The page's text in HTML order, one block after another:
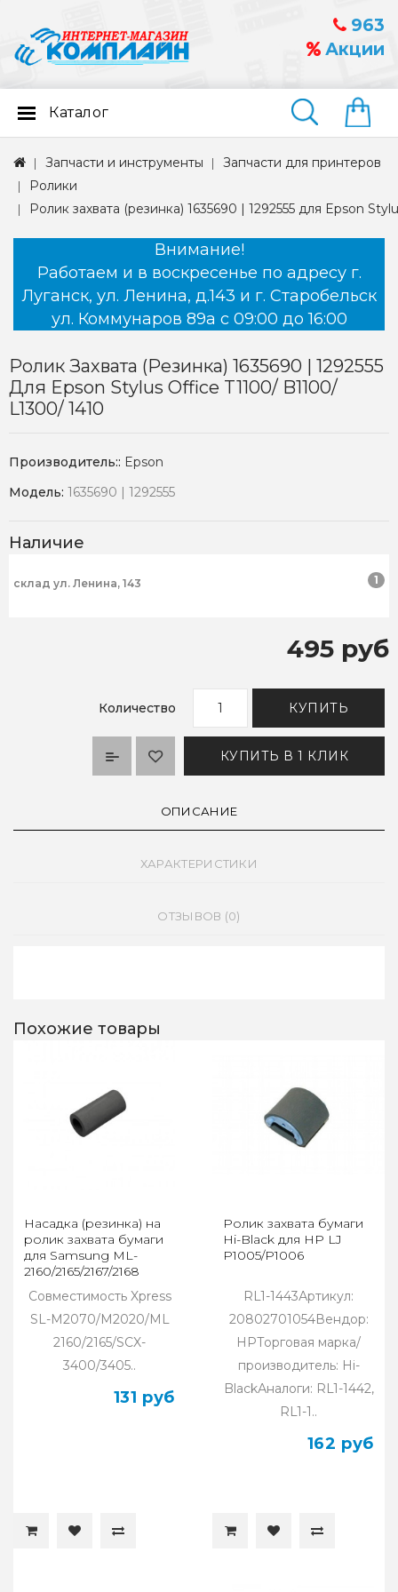
963
Акции
Найти
Каталог
Запчасти и инструменты
Запчасти для принтеров
Ролики
Ролик захвата (резинка) 1635690 | 1292555 для Epson
Внимание!
Работаем и в воскресенье по адресу г.
Луганск, ул. Ленина, д.143 и г. Старобельск
ул. Коммунаров 89а с 09:00 до 16:00
Ролик Захвата (резинка) 1635690 | 1292555
Для Epson Stylus Office T1100/ B1100/
L1300/ 1410
Производитель:: Epson
Модель: 1635690 | 1292555
Наличие
склад ул. Ленина, 143 1
495 руб
Количество КУПИТЬ
КУПИТЬ В 1 КЛИК
ОПИСАНИЕ
ХАРАКТЕРИСТИКИ
ОТЗЫВОВ (0)
Похожие товары
Насадка (резинка) на
ролик захвата бумаги
для Samsung ML-
2160/2165/2167/2168
Совместимость Xpress
SL-M2070/M2020/ML
2160/2165/SCX-
3400/3405..
131 руб
Ролик захвата бумаги
Hi-Black для HP LJ
P1005/P1006
RL1-1443Артикул:
20802701054Вендор:
HPТорговая марка/
производитель: Hi-
BlackАналоги: RL1-1442,
RL1-1..
162 руб